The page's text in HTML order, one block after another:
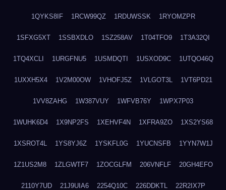
1QYKS8IF 1RCW99QZ 1RDUWSSK 1RYOMZPR
1SFXG5XT 1SSBXDLO 1SZ258AV 1T04TFO9 1T3A32QI
1TQ4XCLI 1URGFNU5 1USMDQTI 1USXOD9C 1UTQO46Q
1UXXH5X4 1V2M00OW 1VHOFJ5Z 1VLGOT3L 1VT6PD21
1VV8ZAHG 1W387VUY 1WFVB76Y 1WPX7P03
1WUHK6D4 1X9NP2FS 1XEHVF4N 1XFRA9ZO 1XS2YS68
1XSROT4L 1YS8YJ6Z 1YSKFL0G 1YUCNSFB 1YYN7W1J
1Z1US2M8 1ZLGWTF7 1ZOCGLFM 206VNFLF 20GH4EFO
2110Y7UD 21J9UIA6 2254Q10C 226DDKTL 22R2IX7P